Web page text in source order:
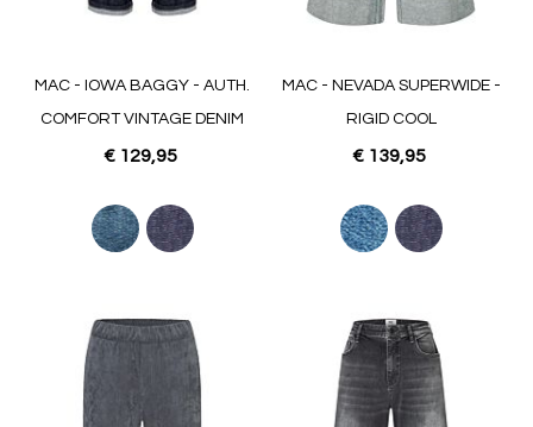
MAC - IOWA BAGGY - AUTH.
COMFORT VINTAGE DENIM
€ 129,95
MAC - NEVADA SUPERWIDE -
RIGID COOL
€ 139,95